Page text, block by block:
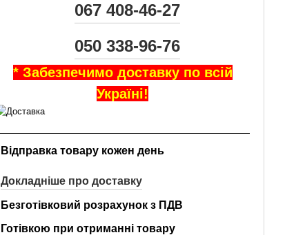
067 408-46-27
050 338-96-76
* Забезпечимо доставку по всій
Україні!
Відправка товару кожен день
Докладніше про доставку
Безготівковий розрахунок з ПДВ
Готівкою при отриманні товару